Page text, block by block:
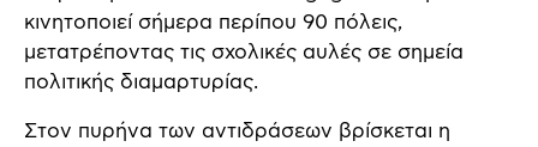
κινητοποιεί σήμερα περίπου 90 πόλεις,
μετατρέποντας τις σχολικές αυλές σε σημεία
πολιτικής διαμαρτυρίας.
Στον πυρήνα των αντιδράσεων βρίσκεται η